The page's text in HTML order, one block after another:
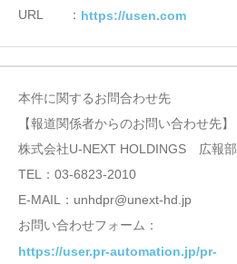
URL ： https://usen.com
本件に関するお問合わせ先
【報道関係者からのお問い合わせ先】
株式会社U-NEXT HOLDINGS 広報部
TEL：03-6823-2010
E-MAIL：unhdpr@unext-hd.jp
お問い合わせフォーム：
https://user.pr-automation.jp/pr-